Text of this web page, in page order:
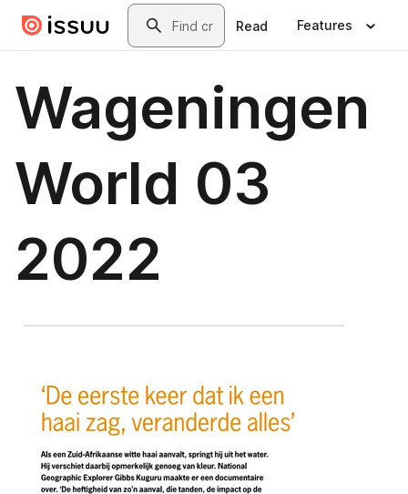
Skip to main contentSearch
Read Features
Wageningen
World 03
2022